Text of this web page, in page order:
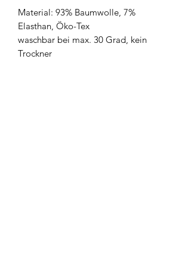
Material: 93% Baumwolle, 7%
Elasthan, Öko-Tex
waschbar bei max. 30 Grad, kein
Trockner